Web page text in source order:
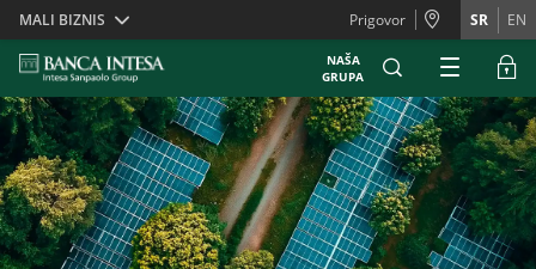
Skiplinks
MALI BIZNIS Prigovor SR EN
NAŠA
GRUPA